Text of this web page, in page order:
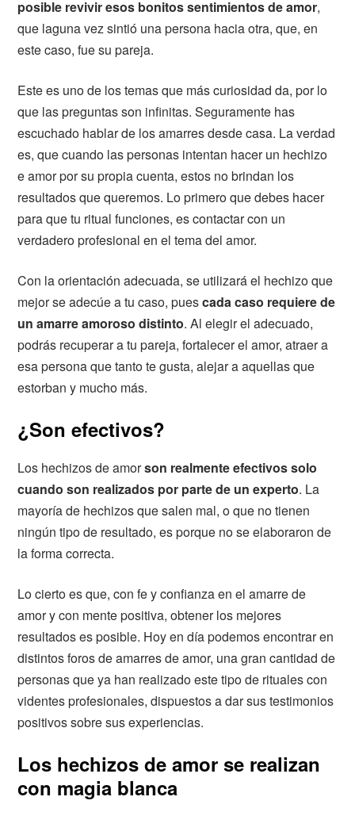
posible revivir esos bonitos sentimientos de amor,
que laguna vez sintió una persona hacia otra, que, en
este caso, fue su pareja.
Este es uno de los temas que más curiosidad da, por lo
que las preguntas son infinitas. Seguramente has
escuchado hablar de los amarres desde casa. La verdad
es, que cuando las personas intentan hacer un hechizo
e amor por su propia cuenta, estos no brindan los
resultados que queremos. Lo primero que debes hacer
para que tu ritual funciones, es contactar con un
verdadero profesional en el tema del amor.
Con la orientación adecuada, se utilizará el hechizo que
mejor se adecúe a tu caso, puescada caso requiere de
un amarre amoroso distinto. Al elegir el adecuado,
podrás recuperar a tu pareja, fortalecer el amor, atraer a
esa persona que tanto te gusta, alejar a aquellas que
estorban y mucho más.
¿Son efectivos?
Los hechizos de amorson realmente efectivos solo
cuando son realizados por parte de un experto. La
mayoría de hechizos que salen mal, o que no tienen
ningún tipo de resultado, es porque no se elaboraron de
la forma correcta.
Lo cierto es que, con fe y confianza en el amarre de
amor y con mente positiva, obtener los mejores
resultados es posible. Hoy en día podemos encontrar en
distintos foros de amarres de amor, una gran cantidad de
personas que ya han realizado este tipo de rituales con
videntes profesionales, dispuestos a dar sus testimonios
positivos sobre sus experiencias.
Los hechizos de amor se realizan
con magia blanca